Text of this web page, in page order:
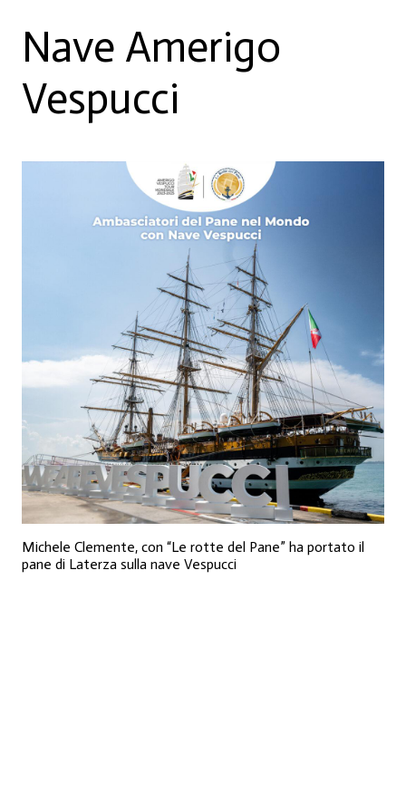
Nave Amerigo
Vespucci
Michele Clemente, con “Le rotte del Pane” ha portato il
pane di Laterza sulla nave Vespucci